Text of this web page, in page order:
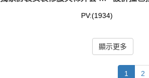
PV:(1934)
顯示更多
1 2